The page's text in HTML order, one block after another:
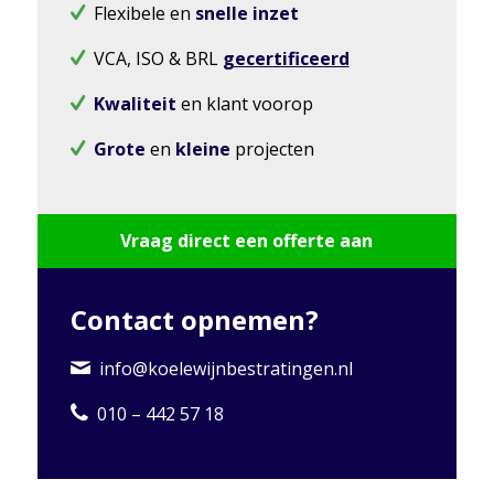
Flexibele en snelle inzet
VCA, ISO & BRL gecertificeerd
Kwaliteit en klant voorop
Grote en kleine projecten
Vraag direct een offerte aan
Contact opnemen?
info@koelewijnbestratingen.nl
010 – 442 57 18